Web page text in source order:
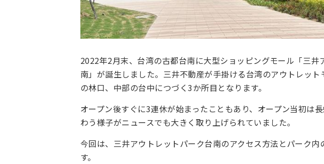
2022年2月末、台湾の古都台南に大型ショッピングモール「三井
南」が誕生しました。三井不動産が手掛ける台湾のアウトレッ
の林口、中部の台中につづく3か所目となります。
オープン後すぐに3連休が始まったこともあり、オープン当初は
わう様子がニュースでも大きく取り上げられていました。
今回は、三井アウトレットパーク台南のアクセス方法とパーク内
す。